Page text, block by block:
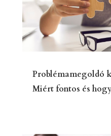
Problémamegoldó
Miért fontos és